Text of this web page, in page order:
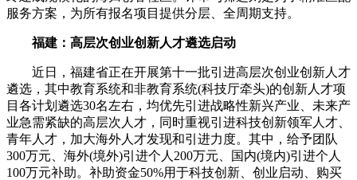
服务方案，为所有报名项目提供分层、全周期支持。
福建：高层次创业创新人才遴选启动
近日，福建省正在开展第十一批引进高层次创业创新人才
遴选，其中教育系统和非教育系统(科技厅牵头)的创新人才项
目各计划遴选30名左右，均优先引进战略性新兴产业、未来产
业急需紧缺的高层次人才，同时重视引进科技创新领军人才、
青年人才，加大海外人才发现和引进力度。其中，给予团队
300万元、海外(境外)引进个人200万元、国内(境内)引进个人
100万元补助。补助资金50%用于科技创新、创业启动、购买